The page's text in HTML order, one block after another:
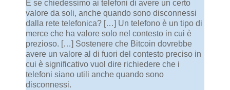
E se chiedessimo ai telefoni di avere un certo
valore da soli, anche quando sono disconnessi
dalla rete telefonica? […] Un telefono è un tipo di
merce che ha valore solo nel contesto in cui è
prezioso. […] Sostenere che Bitcoin dovrebbe
avere un valore al di fuori del contesto preciso in
cui è significativo vuol dire richiedere che i
telefoni siano utili anche quando sono
disconnessi.